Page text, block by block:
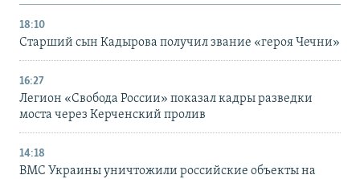
18:10
Старший сын Кадырова получил звание «героя Чечни»
16:27
Легион «Свобода России» показал кадры разведки
моста через Керченский пролив
14:18
ВМС Украины уничтожили российские объекты на